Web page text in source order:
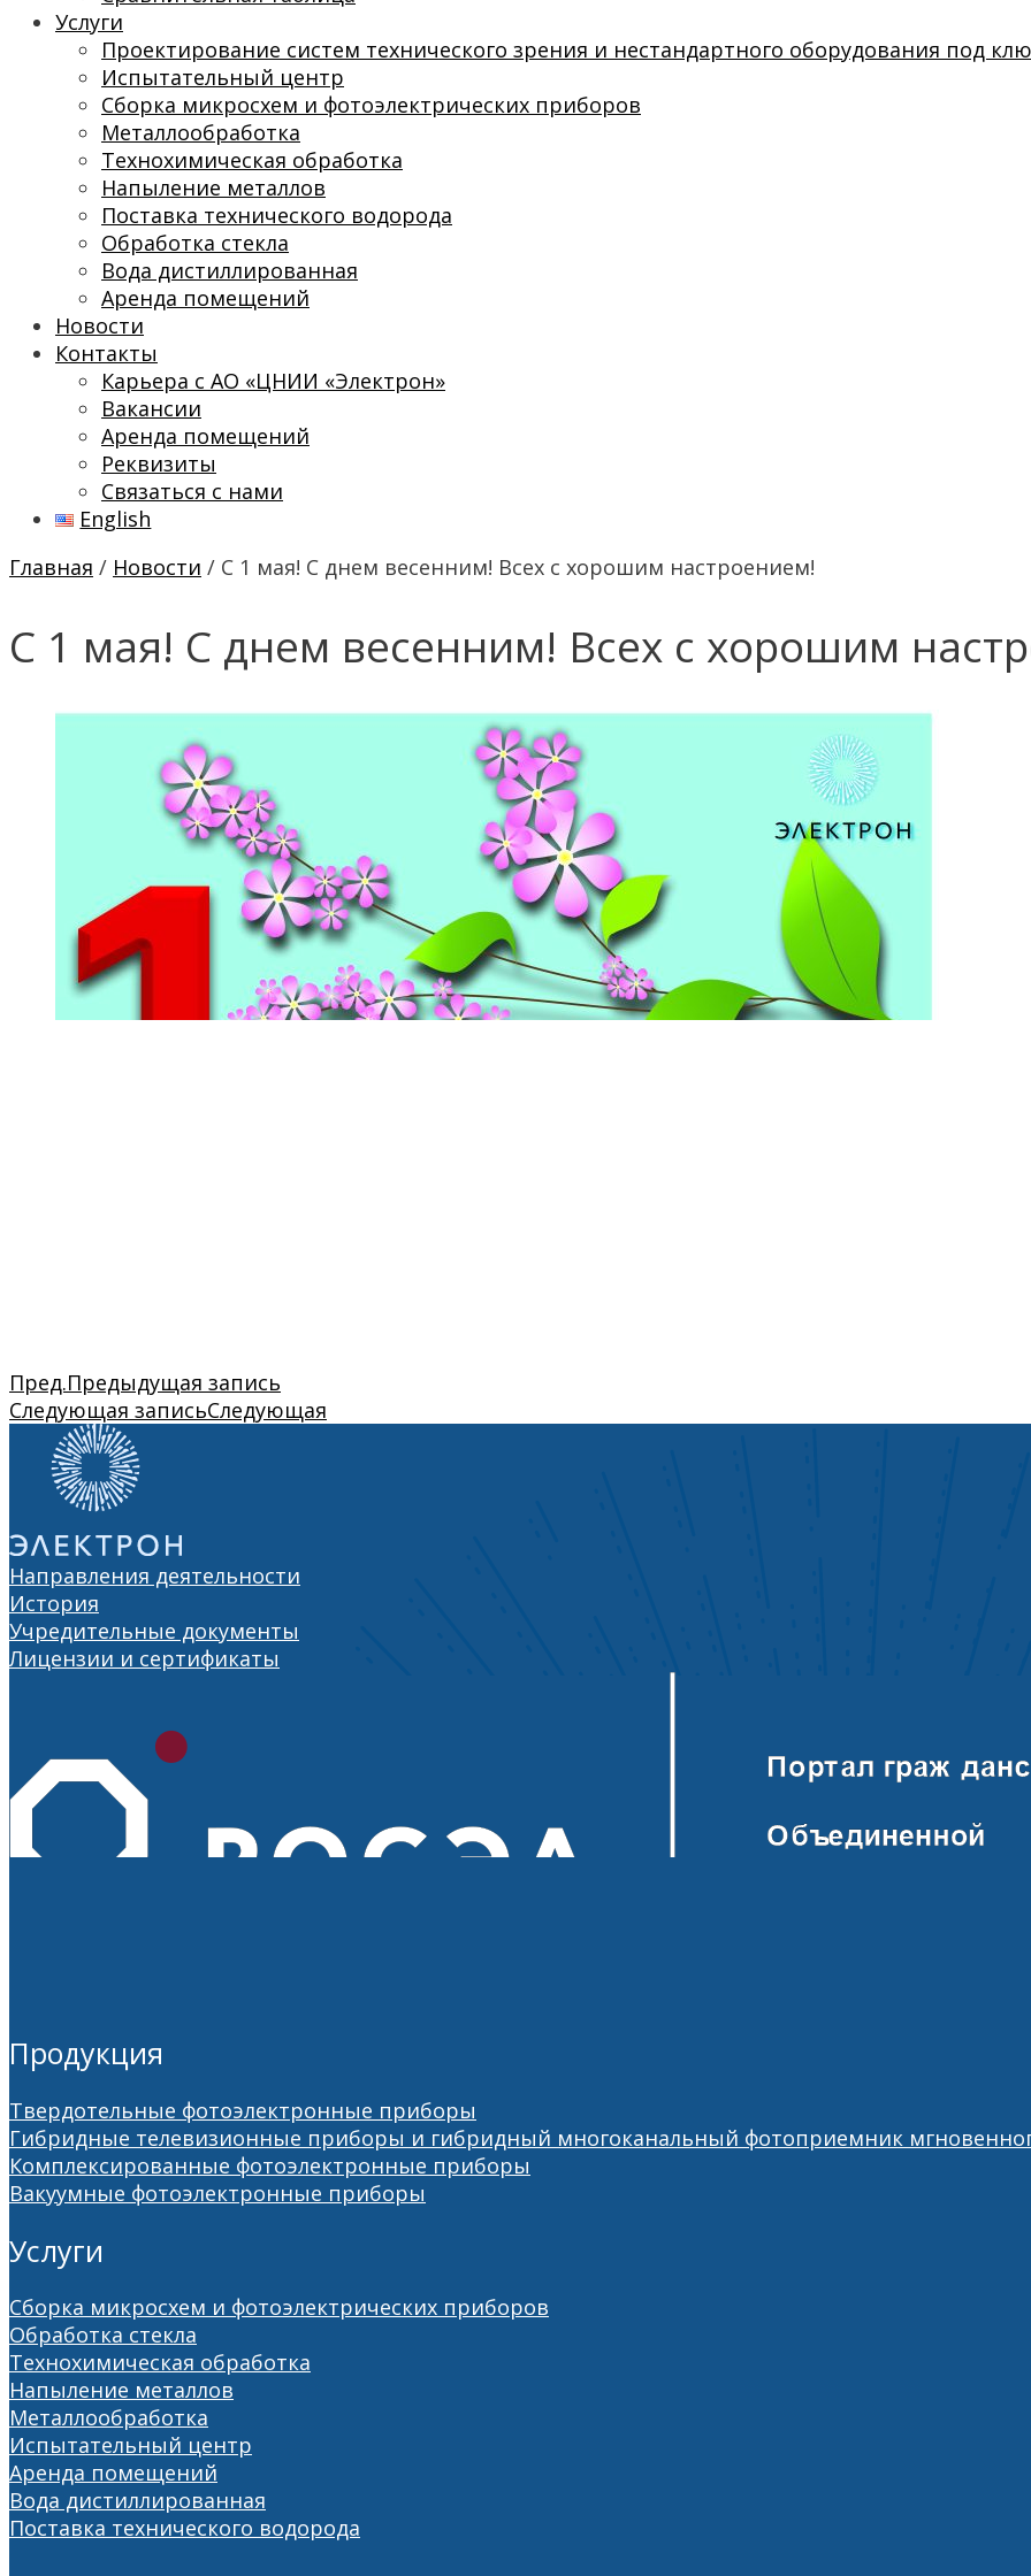
Услуги
Проектирование систем технического зрения и нестандартного оборудования под
Испытательный центр
Сборка микросхем и фотоэлектрических приборов
Металлообработка
Технохимическая обработка
Напыление металлов
Поставка технического водорода
Обработка стекла
Вода дистиллированная
Аренда помещений
Новости
Контакты
Карьера с АО «ЦНИИ «Электрон»
Вакансии
Аренда помещений
Реквизиты
Связаться с нами
English
Главная / Новости / С 1 мая! С днем весенним! Всех с хорошим настроением!
С 1 мая! С днем весенним! Всех с хорошим
Пред.Предыдущая запись
Следующая записьСледующая
Направления деятельности
История
Учредительные документы
Лицензии и сертификаты
Продукция
Твердотельные фотоэлектронные приборы
Гибридные телевизионные приборы и гибридный многоканальный фотоприемник
Комплексированные фотоэлектронные приборы
Вакуумные фотоэлектронные приборы
Услуги
Сборка микросхем и фотоэлектрических приборов
Обработка стекла
Технохимическая обработка
Напыление металлов
Металлообработка
Испытательный центр
Аренда помещений
Вода дистиллированная
Поставка технического водорода